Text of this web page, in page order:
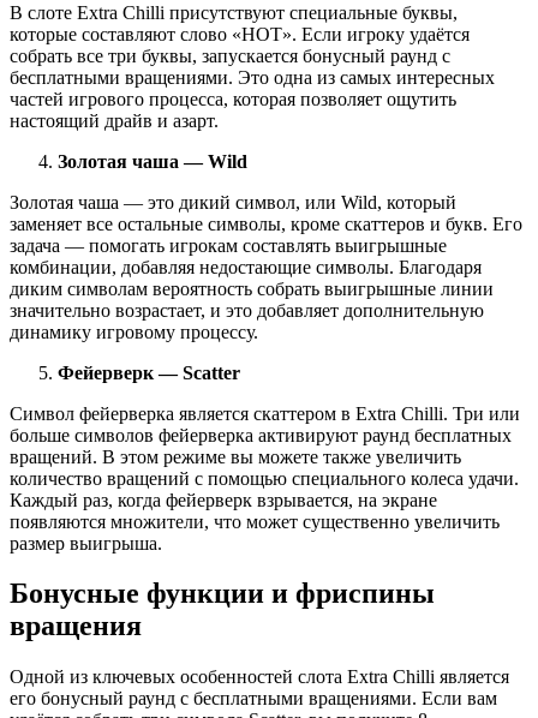
В слоте Extra Chilli присутствуют специальные буквы,
которые составляют слово «HOT». Если игроку удаётся
собрать все три буквы, запускается бонусный раунд с
бесплатными вращениями. Это одна из самых интересных
частей игрового процесса, которая позволяет ощутить
настоящий драйв и азарт.
Золотая чаша — Wild
Золотая чаша — это дикий символ, или Wild, который
заменяет все остальные символы, кроме скаттеров и букв. Его
задача — помогать игрокам составлять выигрышные
комбинации, добавляя недостающие символы. Благодаря
диким символам вероятность собрать выигрышные линии
значительно возрастает, и это добавляет дополнительную
динамику игровому процессу.
Фейерверк — Scatter
Символ фейерверка является скаттером в Extra Chilli. Три или
больше символов фейерверка активируют раунд бесплатных
вращений. В этом режиме вы можете также увеличить
количество вращений с помощью специального колеса удачи.
Каждый раз, когда фейерверк взрывается, на экране
появляются множители, что может существенно увеличить
размер выигрыша.
Бонусные функции и фриспины
вращения
Одной из ключевых особенностей слота Extra Chilli является
его бонусный раунд с бесплатными вращениями. Если вам